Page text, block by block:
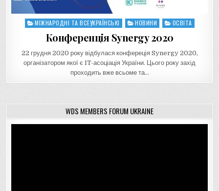
Posted
МІЖНАРОДНІ ТА ВСЕУКРАЇНСЬКІ НОВИНИ ОСВІТА
Конференція Synergy 2020
22 грудня 2020 року відбулася конфереція Synergy 2020,
організатором якої є IT-асоціація України. Цього року захід
проходить вже всьоме та…
WDS MEMBERS FORUM UKRAINE